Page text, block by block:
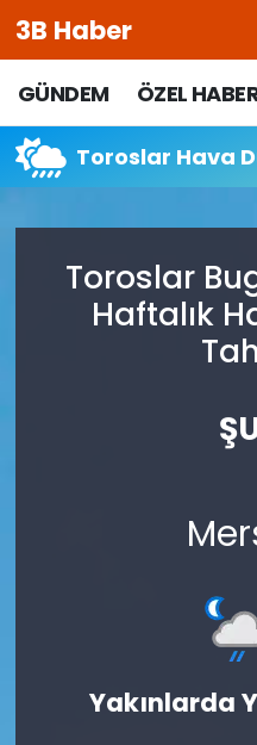
3B Haber
GÜNDEM ÖZEL
Toroslar Hava
Toroslar
Haftalık
Yakınlarda
Beypazarı Hava
Beypazarı Trafik
Tüm Manşetler
Son Dakika